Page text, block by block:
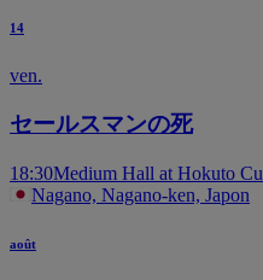
14
ven.
セールスマンの死
18:30Medium Hall at Hokuto
Nagano, Nagano-ken, Japon
août